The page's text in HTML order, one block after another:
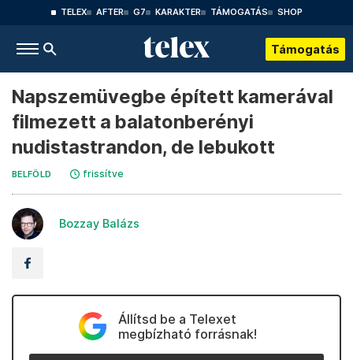
TELEX AFTER G7 KARAKTER TÁMOGATÁS SHOP
Támogatás
Napszemüvegbe épített kamerával
filmezett a balatonberényi
nudistastrandon, de lebukott
BELFÖLD frissítve
Bozzay Balázs
Állítsd be a Telexet
megbízható forrásnak!